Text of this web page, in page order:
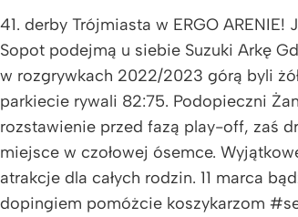
41. derby Trójmiasta w ERGO ARENIE!
Sopot podejmą u siebie Suzuki Arkę
w rozgrywkach 2022/2023 górą byli
parkiecie rywali 82:75. Podopieczni
rozstawienie przed fazą play-off, zaś
miejsce w czołowej ósemce.
atrakcje dla całych rodzin. 11 marca
dopingiem pomóżcie koszykarzom